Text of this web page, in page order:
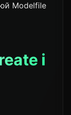
Modelfile
і